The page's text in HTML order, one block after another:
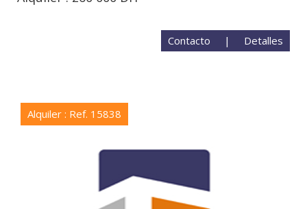
Detalles
|
Contacto
Alquiler : Ref. 15838